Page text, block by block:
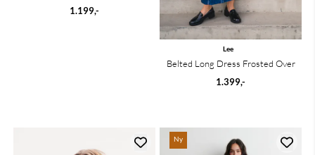
Denim
1.199,-
Lee
Belted Long Dress Frosted Over
1.399,-
Ny